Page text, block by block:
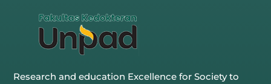
Research and education Excellence for Society to